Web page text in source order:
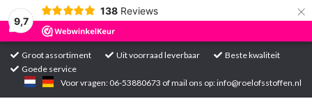
9,7
138 Reviews ×
Groot assortiment Uit voorraad leverbaar
Beste kwaliteit
Goede service
Voor vragen: 06-53880673 of mail ons op:info@roelofsstoffen.nl
Home